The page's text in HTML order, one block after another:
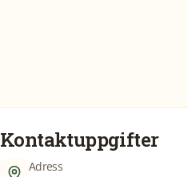
Kontaktuppgifter
Adress